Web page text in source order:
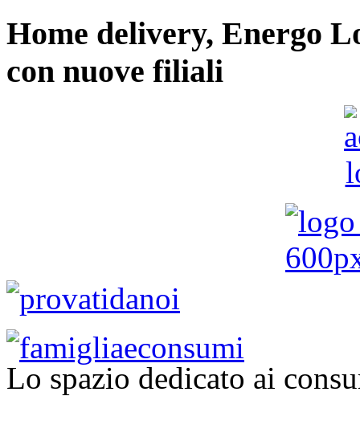
Home delivery, Energo
con nuove filiali
Lo spazio dedicato ai